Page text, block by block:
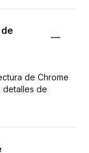
de Chrome
detalles de